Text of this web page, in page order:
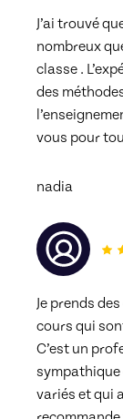
J’ai trouvé
nombreux
classe .
des
vous pour
nadia
Je prends
cours qui
C’est un
variés et qui